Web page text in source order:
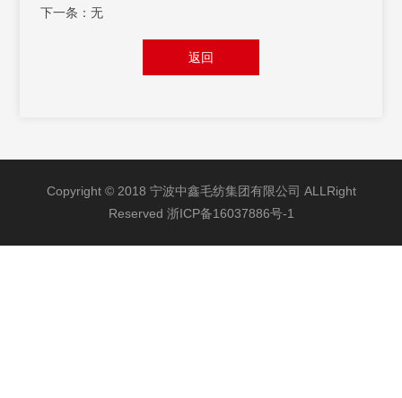
下一条：无
返回
Copyright © 2018 宁波中鑫毛纺集团有限公司 ALLRight
Reserved 浙ICP备16037886号-1